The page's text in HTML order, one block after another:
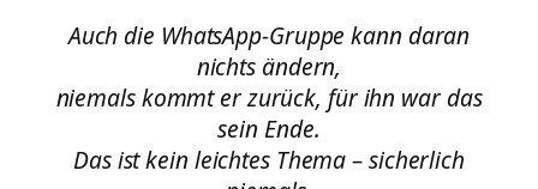
Auch die WhatsApp-Gruppe kann daran
nichts ändern,
niemals kommt er zurück, für ihn war das
sein Ende.
Das ist kein leichtes Thema – sicherlich